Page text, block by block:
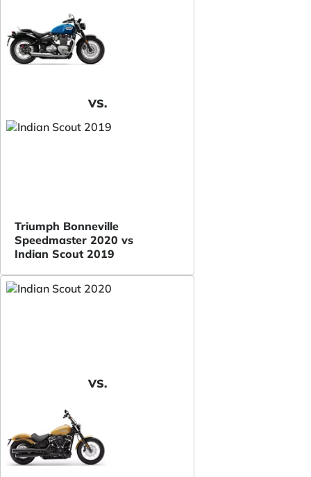
VS.
Triumph Bonneville
Speedmaster 2020 vs
Indian Scout 2019
VS.